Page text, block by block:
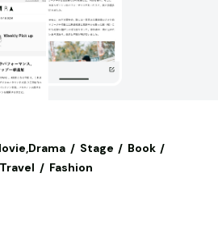
Stage
Book
Travel Fashion